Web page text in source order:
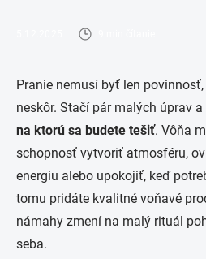
Pranie nemusí byť len
neskôr. Stačí pár malých úprav a
na ktorú sa budete tešiť. Vôňa
schopnosť vytvoriť atmosféru,
energiu alebo upokojiť, keď
tomu pridáte kvalitné voňavé
námahy zmení na malý rituál
seba.